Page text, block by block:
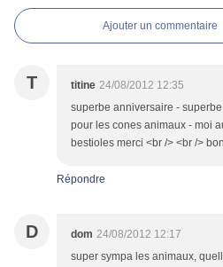
Ajouter un commentaire
T titine 24/08/2012 12:35
superbe anniversaire -
pour les cones animaux - moi
bestioles merci <br /> <br />
Répondre
D dom 24/08/2012 12:17
super sympa les animaux,